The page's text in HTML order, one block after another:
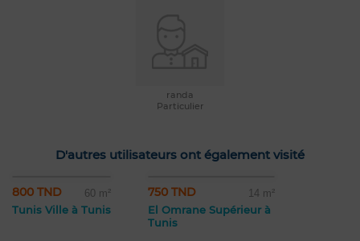
randa
Particulier
D'autres utilisateurs ont également visité
800 TND 60 m²
Tunis Ville à Tunis
750 TND 14 m²
El Omrane Supérieur à
Tunis